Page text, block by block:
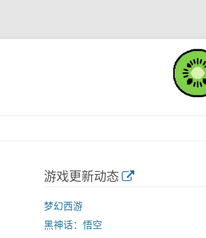
游戏更新动态
梦幻西游
黑神话：悟空